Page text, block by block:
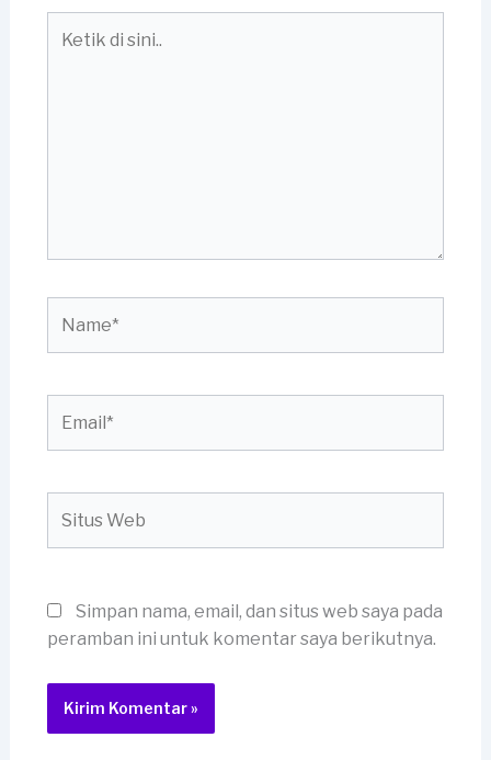
Web
Simpan nama, email, dan situs web saya pada
peramban ini untuk komentar saya berikutnya.